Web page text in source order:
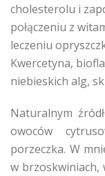
cholesterolu i
połączeniu z
leczeniu
Kwercetyna,
niebieskich alg,
Naturalnym
owoców
porzeczka. W
w brzoskwiniach,